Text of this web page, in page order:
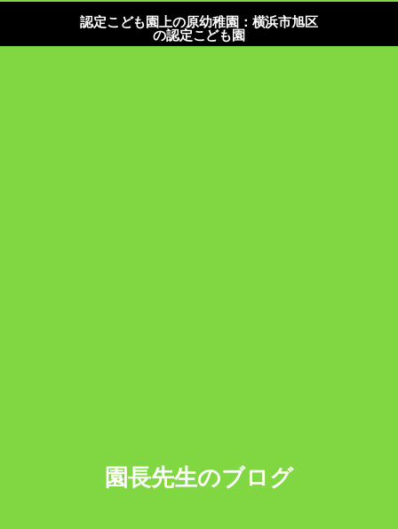
認定こども園上の原幼稚園：横浜市旭区
の認定こども園
園長先生のブログ